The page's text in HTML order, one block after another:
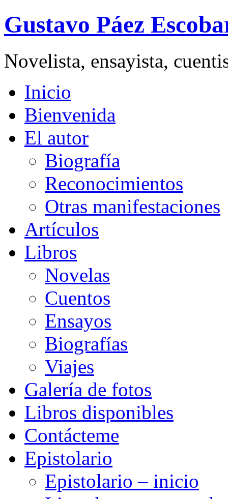
Gustavo Páez
Novelista, ensayista,
Inicio
Bienvenida
El autor
Biografía
Reconocimientos
Otras manifestaciones
Artículos
Libros
Novelas
Cuentos
Ensayos
Biografías
Viajes
Galería de fotos
Libros disponibles
Contácteme
Epistolario
Epistolario – inicio